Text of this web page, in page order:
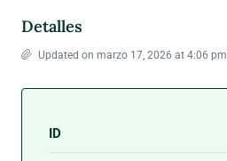
Detalles
Updated on marzo 17, 2026 at 4:06 pm
ID